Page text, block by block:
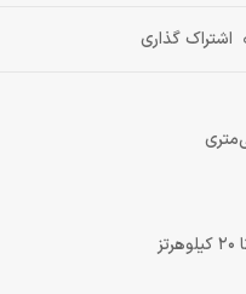
اشتراک گذاری